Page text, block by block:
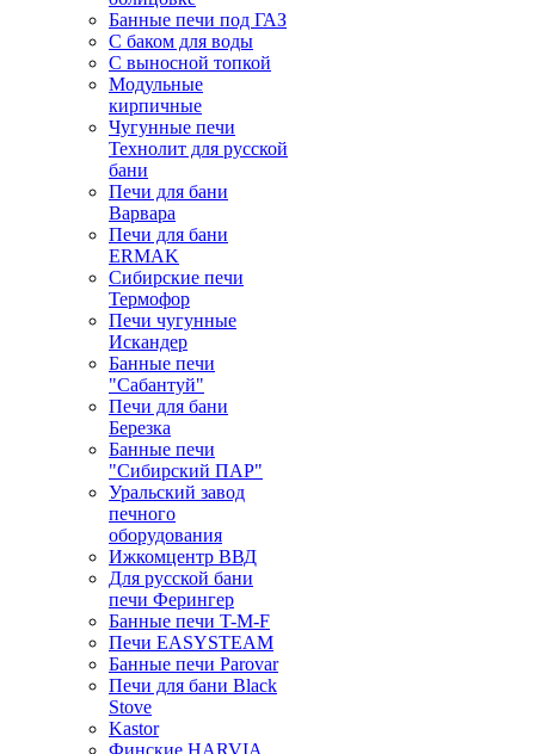
Банные печи под ГАЗ
С баком для воды
С выносной топкой
Модульные
кирпичные
Чугунные печи
Технолит для русской
бани
Печи для бани
Варвара
Печи для бани
ERMAK
Сибирские печи
Термофор
Печи чугунные
Искандер
Банные печи
"Сабантуй"
Печи для бани
Березка
Банные печи
"Сибирский ПАР"
Уральский завод
печного
оборудования
Ижкомцентр ВВД
Для русской бани
печи Ферингер
Банные печи T-M-F
Печи EASYSTEAM
Банные печи Parovar
Печи для бани Black
Stove
Kastor
Финские HARVIA